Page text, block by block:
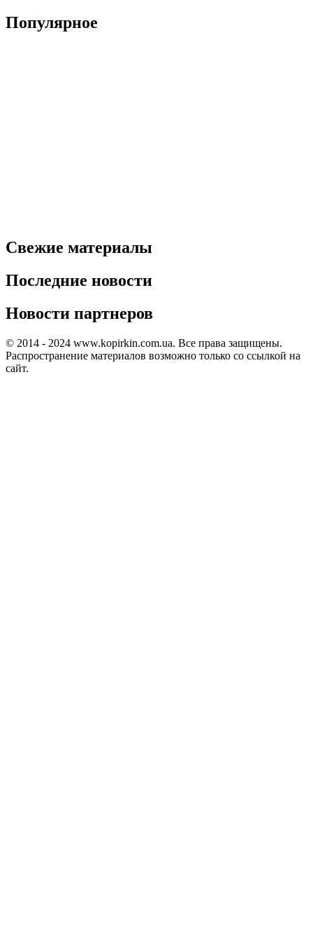
Популярное
Свежие материалы
Последние новости
Новости партнеров
© 2014 - 2024 www.kopirkin.com.ua. Все права защищены.
Распространение материалов возможно только со ссылкой на
сайт.